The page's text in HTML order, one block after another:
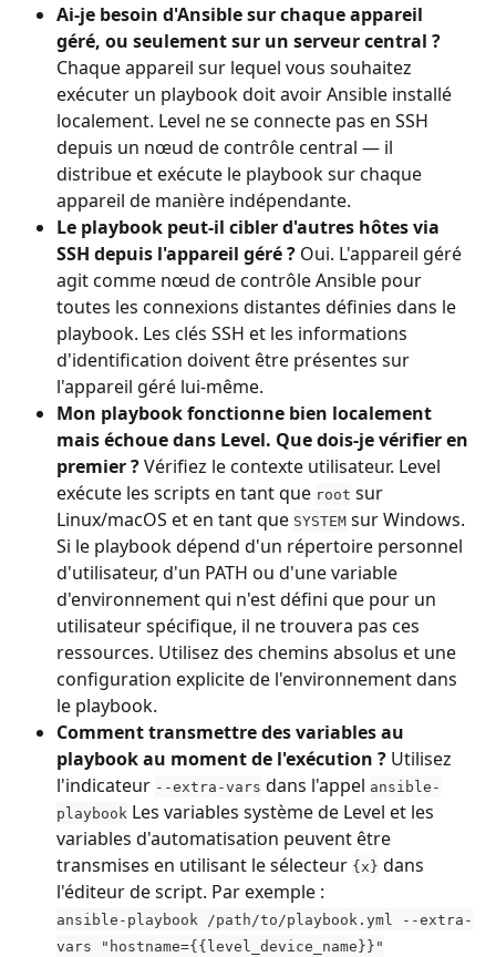
Ai-je besoin d'Ansible sur chaque appareil
géré, ou seulement sur un serveur central ?
Chaque appareil sur lequel vous souhaitez
exécuter un playbook doit avoir Ansible installé
localement. Level ne se connecte pas en SSH
depuis un nœud de contrôle central — il
distribue et exécute le playbook sur chaque
appareil de manière indépendante.
Le playbook peut-il cibler d'autres hôtes via
SSH depuis l'appareil géré ? Oui. L'appareil géré
agit comme nœud de contrôle Ansible pour
toutes les connexions distantes définies dans le
playbook. Les clés SSH et les informations
d'identification doivent être présentes sur
l'appareil géré lui-même.
Mon playbook fonctionne bien localement
mais échoue dans Level. Que dois-je vérifier en
premier ? Vérifiez le contexte utilisateur. Level
exécute les scripts en tant que root sur
Linux/macOS et en tant que SYSTEM sur Windows.
Si le playbook dépend d'un répertoire personnel
d'utilisateur, d'un PATH ou d'une variable
d'environnement qui n'est défini que pour un
utilisateur spécifique, il ne trouvera pas ces
ressources. Utilisez des chemins absolus et une
configuration explicite de l'environnement dans
le playbook.
Comment transmettre des variables au
playbook au moment de l'exécution ? Utilisez
l'indicateur --extra-vars dans l'appel ansible-
playbook Les variables système de Level et les
variables d'automatisation peuvent être
transmises en utilisant le sélecteur {x} dans
l'éditeur de script. Par exemple :
ansible-playbook /path/to/playbook.yml --extra-
vars "hostname={{level_device_name}}"